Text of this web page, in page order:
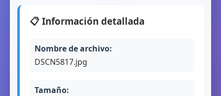
📋 Información detallada
Nombre de archivo:
DSCN5817.jpg
Tamaño: